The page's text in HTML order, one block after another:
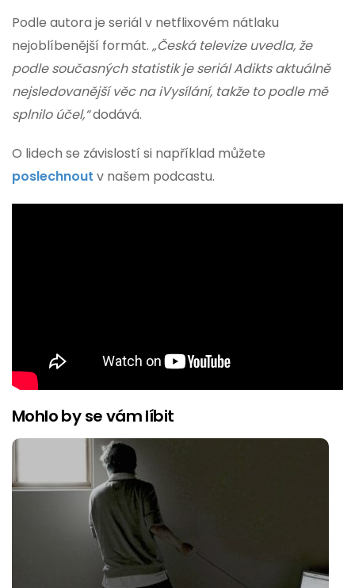
Podle autora je seriál v netflixovém nátlaku
nejoblíbenější formát. „Česká televize uvedla, že
podle současných statistik je seriál Adikts aktuálně
nejsledovanější věc na iVysílání, takže to podle mě
splnilo účel,“dodává.
O lidech se závislostí si například můžete
poslechnout v našem podcastu.
Mohlo by se vám líbit